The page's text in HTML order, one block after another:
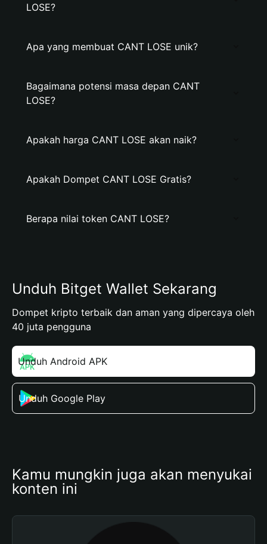
LOSE?
Apa yang membuat CANT LOSE unik?
Bagaimana potensi masa depan CANT
LOSE?
Apakah harga CANT LOSE akan naik?
Apakah Dompet CANT LOSE Gratis?
Berapa nilai token CANT LOSE?
Unduh Bitget Wallet Sekarang
Dompet kripto terbaik dan aman yang dipercaya oleh
40 juta pengguna
Unduh Android APK
Unduh Google Play
Kamu mungkin juga akan menyukai
konten ini